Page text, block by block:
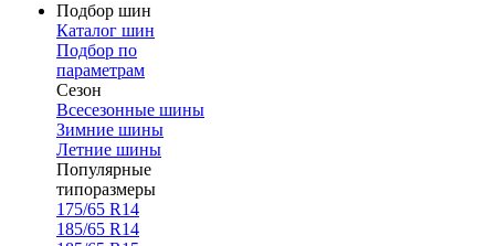
Подбор шин
Каталог шин
Подбор по
параметрам
Сезон
Всесезонные шины
Зимние шины
Летние шины
Популярные
типоразмеры
175/65 R14
185/65 R14